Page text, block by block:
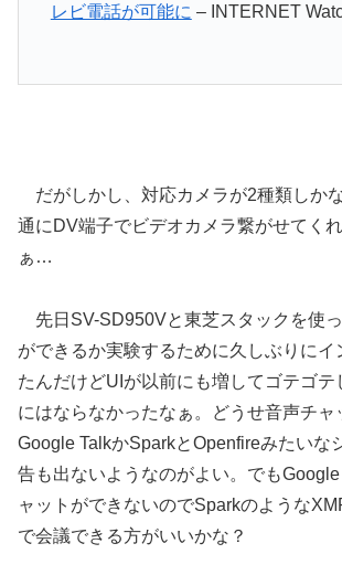
レビ電話が可能に – INTERNET
だがしかし、対応カメラが2種類しか
通にDV端子でビデオカメラ繋がせてく
ぁ…
先日SV-SD950Vと東芝スタックを使
ができるか実験するために久しぶりにイ
たんだけどUIが以前にも増してゴテゴテ
にはならなかったなぁ。どうせ音声チャ
Google TalkかSparkとOpenfireみたいな
告も出ないようなのがよい。でも
ャットができないのでSparkのような
で会議できる方がいいかな？